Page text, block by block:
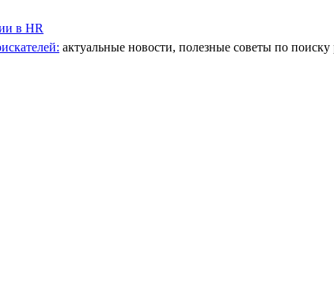
в HR
актуальные новости, полезные советы по